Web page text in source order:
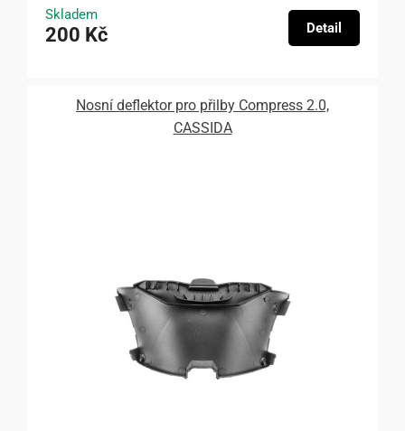
Skladem
200 Kč Detail
Nosní deflektor pro přilby Compress 2.0,
CASSIDA